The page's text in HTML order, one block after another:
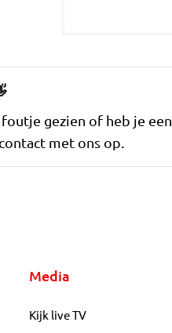
foutje gezien of heb je
met ons op.
Media
Kijk live TV